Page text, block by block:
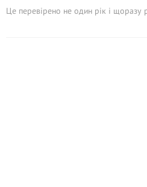
Це перевірено не один рік і щоразу